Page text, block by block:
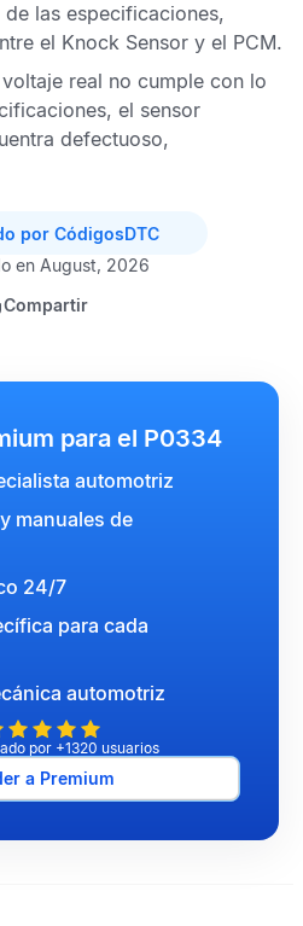
las especificaciones,
el Knock Sensor y el PCM.
real no cumple con lo
el sensor
defectuoso,
por CódigosDTC
en August, 2026
Compartir
para el P0334
automotriz
manuales de
24/7
para cada
automotriz
por +1320 usuarios
a Premium